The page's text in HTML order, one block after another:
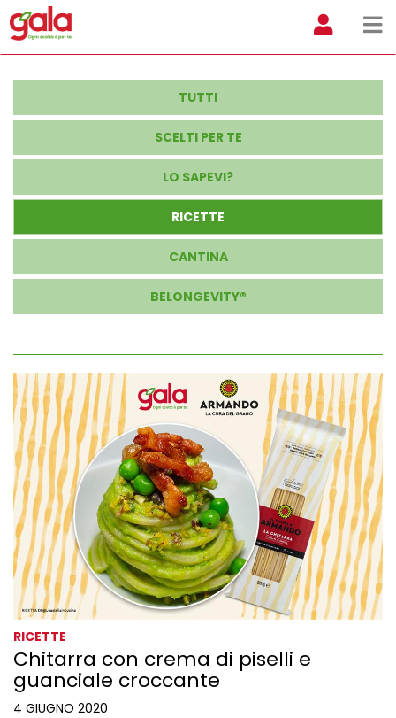
TUTTI
SCELTI PER TE
LO SAPEVI?
RICETTE
CANTINA
BELONGEVITY®
RICETTE
Chitarra con crema di piselli e
guanciale croccante
4 GIUGNO 2020